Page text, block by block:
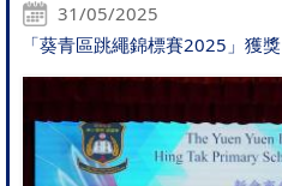
31/05/2025
「葵青區跳繩錦標賽2025」獲獎